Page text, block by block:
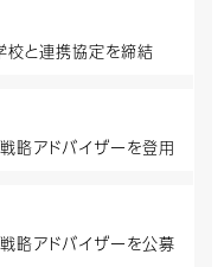
校と連携協定を締結
略アドバイザーを登用
略アドバイザーを公募